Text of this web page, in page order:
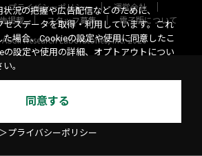
プライバシーポリシー
運営会社
掲載 スタッフ募集
電子版について
Research Laboratories, Inc. 2026
況の把握や広告配信などのために、
セスデータを取得・利用しています。これ
場合、Cookieの設定や使用に同意したこ
の設定や使用の詳細、オプトアウトについ
。
同意する
＞プライバシーポリシー